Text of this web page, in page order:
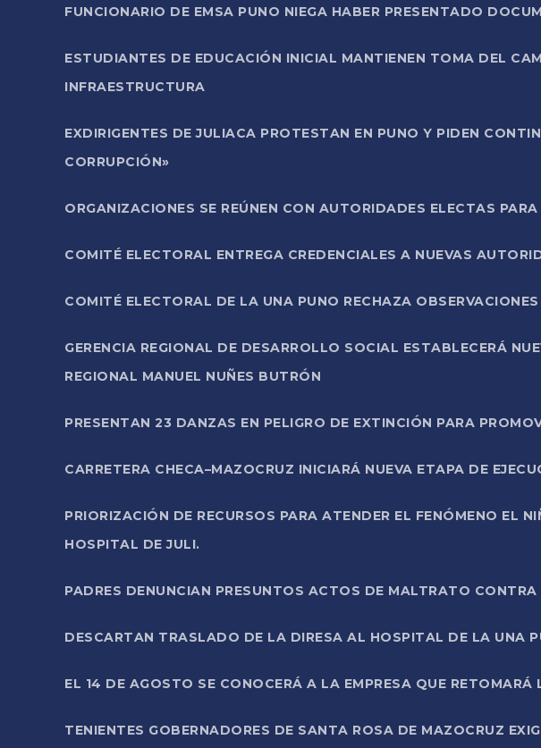
FUNCIONARIO DE EMSA PUNO NIEGA HABER PRESENTADO
ESTUDIANTES DE EDUCACIÓN INICIAL MANTIENEN TOMA DEL
INFRAESTRUCTURA
EXDIRIGENTES DE JULIACA PROTESTAN EN PUNO Y PIDEN
CORRUPCIÓN»
ORGANIZACIONES SE REÚNEN CON AUTORIDADES ELECTAS
COMITÉ ELECTORAL ENTREGA CREDENCIALES A NUEVAS
COMITÉ ELECTORAL DE LA UNA PUNO RECHAZA
GERENCIA REGIONAL DE DESARROLLO SOCIAL ESTABLECERÁ
REGIONAL MANUEL NUÑES BUTRÓN
PRESENTAN 23 DANZAS EN PELIGRO DE EXTINCIÓN PARA
CARRETERA CHECA–MAZOCRUZ INICIARÁ NUEVA ETAPA DE
PRIORIZACIÓN DE RECURSOS PARA ATENDER EL FENÓMENO EL
HOSPITAL DE JULI.
PADRES DENUNCIAN PRESUNTOS ACTOS DE MALTRATO
DESCARTAN TRASLADO DE LA DIRESA AL HOSPITAL DE LA UNA
EL 14 DE AGOSTO SE CONOCERÁ A LA EMPRESA QUE
TENIENTES GOBERNADORES DE SANTA ROSA DE MAZOCRUZ